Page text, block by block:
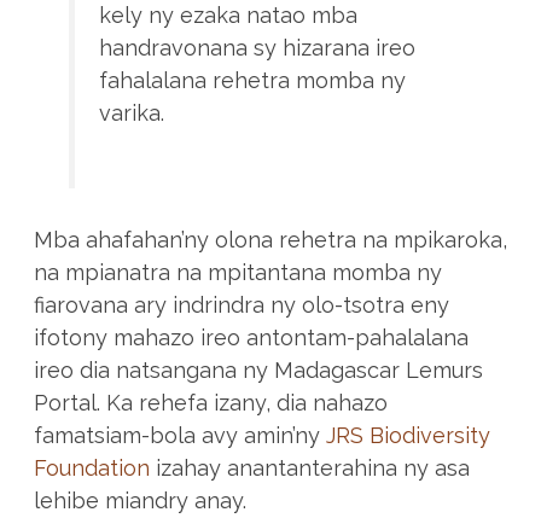
kely ny ezaka natao mba
handravonana sy hizarana ireo
fahalalana rehetra momba ny
varika.
Mba ahafahan’ny olona rehetra na mpikaroka,
na mpianatra na mpitantana momba ny
fiarovana ary indrindra ny olo-tsotra eny
ifotony mahazo ireo antontam-pahalalana
ireo dia natsangana ny Madagascar Lemurs
Portal. Ka rehefa izany, dia nahazo
famatsiam-bola avy amin’ny JRS Biodiversity
Foundation izahay anantanterahina ny asa
lehibe miandry anay.